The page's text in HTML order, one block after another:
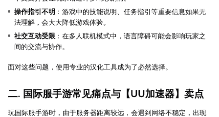
操作指引不明 ：游戏中的技能说明、任务指引等重要信息如果无
法理解，会大大降低游戏体验。
社交互动受限 ：在多人联机模式中，语言障碍可能会影响玩家之
间的交流与协作。
面对这些问题，使用专业的汉化工具成为了必然选择。
二. 国际服手游常见痛点与【UU加速器】卖点
玩国际服手游时，由于服务器距离较远，会遇到网络不稳定，出现